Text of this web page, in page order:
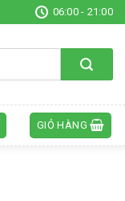
06:00 - 21:00
GIỎ HÀNG